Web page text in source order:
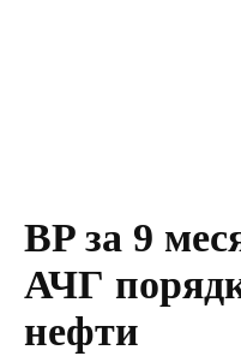
BP за 9
АЧГ
нефти